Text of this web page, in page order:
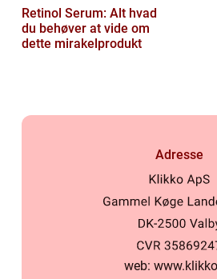
Retinol Serum: Alt hvad
du behøver at vide om
dette mirakelprodukt
Adresse
web: